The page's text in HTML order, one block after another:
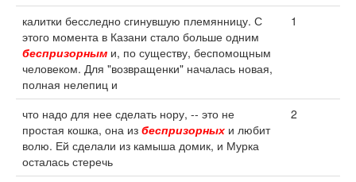
калитки бесследно сгинувшую племянницу. С
этого момента в Казани стало больше одним
беспризорным и, по существу, беспомощным
человеком. Для "возвращенки" началась новая,
полная нелепиц и
1
что надо для нее сделать нору, -- это не
простая кошка, она из беспризорных и любит
волю. Ей сделали из камыша домик, и Мурка
осталась стеречь
2